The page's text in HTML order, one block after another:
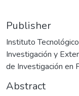
Publisher
Instituto
Investigación y
de Investigación en
Abstract